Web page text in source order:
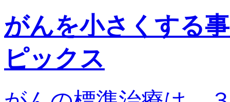
がんを小さくする
ピックス